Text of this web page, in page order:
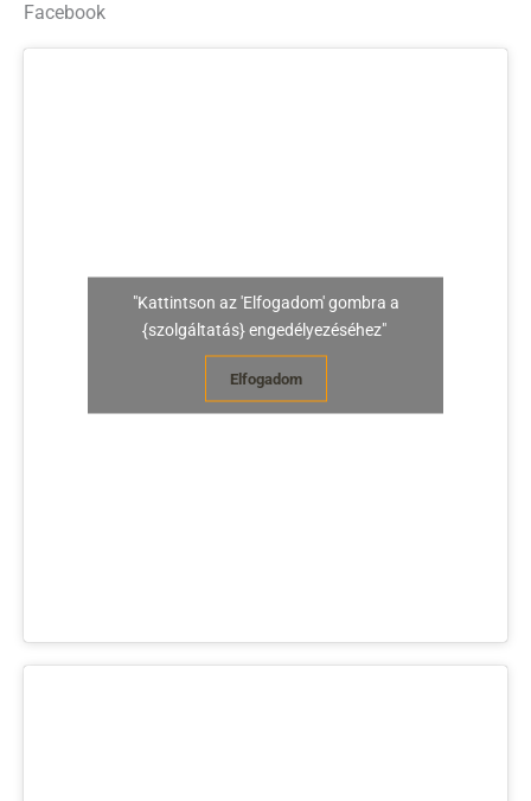
Facebook
"Kattintson az 'Elfogadom' gombra a
{szolgáltatás} engedélyezéséhez"
Elfogadom